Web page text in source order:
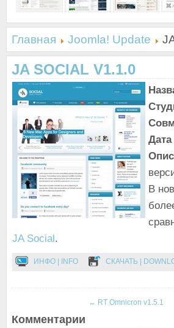
Главная Joomla! Update
JA SOCIAL V1.1.0
В
JA Social.
ИНФО | INFO СКАЧАТЬ |
← RT Omnicron v1.5.1
Комментарии